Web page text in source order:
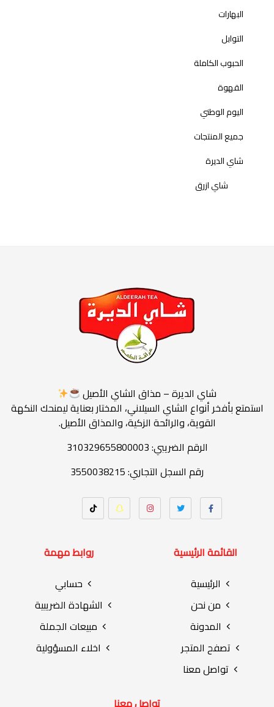
البهارات
التوابل
الحبوب الكاملة
القهوة
اليوم الوطني
جميع المنتجات
شاي الديرة
شاي ازرق
شاي الديرة – مذاق الشاي الأصيل
استمتع بأفخر أنواع الشاي السيلاني، المختار بعناية ليمنحك النكهة
القوية، والرائحة الزكية، والمذاق الأصيل.
الرقم الضريبي: 310329655800003
رقم السجل التجاري: 3550038215
القائمة الرئيسية
الرئيسية
من نحن
المدونة
تصفح المتجر
تواصل معنا
روابط مهمة
حسابي
الشهادة الضريبية
مبيعات الجملة
اخلاء المسؤولية